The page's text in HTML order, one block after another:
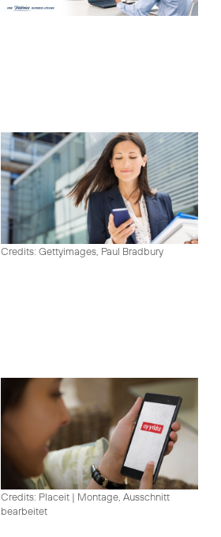
Credits: Gettyimages, Paul Bradbury
Credits: Placeit | Montage, Ausschnitt
bearbeitet